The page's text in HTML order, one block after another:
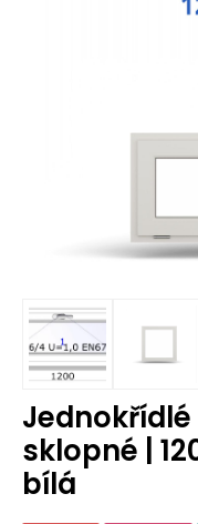
Jednokřídlé
sklopné |
bílá